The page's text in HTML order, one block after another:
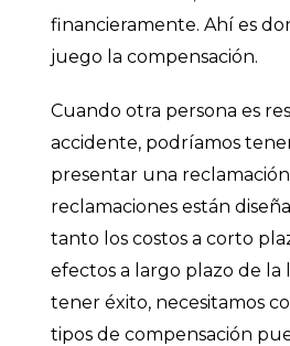
financieramente. Ahí es
juego la compensación.
Cuando otra persona es
accidente, podríamos
presentar una
reclamaciones están
tanto los costos a corto
efectos a largo plazo de la
tener éxito, necesitamos
tipos de compensación